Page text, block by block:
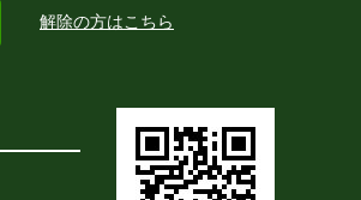
解除の方はこちら